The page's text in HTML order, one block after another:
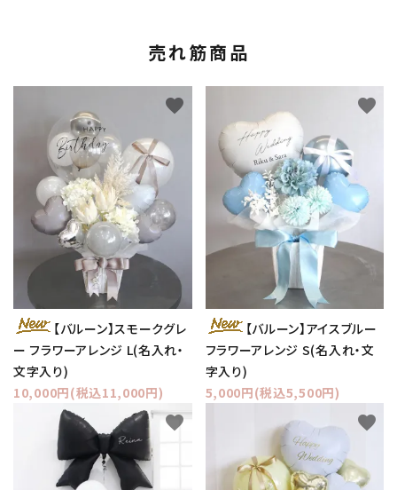
売れ筋商品
【バルーン】スモークグレ
ー フラワーアレンジ L(名入れ・
文字入り)
10,000円(税込11,000円)
favorite
【バルーン】アイスブルー
フラワーアレンジ S(名入れ・文
字入り)
5,000円(税込5,500円)
favorite
favorite favorite